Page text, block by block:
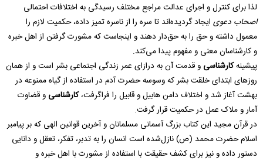
لذا برای کنترل و اجرای عدالت مراجع مختلف رسیدگی به اختلافات احتمالی
اصحاب دعوی ایجاد گردیده‌اند تا سره را از ناسره تمیز داده، حکمیت لازم را
معمول داشته و حق را به حق‌دار دهند و اینجاست که مشورت گرفتن از اهل خبره
و کارشناسان معنی و مفهوم پیدا می‌کند.
پیشینهکارشناسی و قدمت آن به درازای عمر زندگی اجتماعی بشر است و از همان
روزهای ابتدای خلقت بشر که وسوسه حضرت آدم در استفاده از گیاه ممنوعه در
بهشت آغاز شد و اختلاف دامن هابیل و قابیل را فراگرفت،کارشناسی و قضاوت
آمار و ملاک عمل در حکمیت قرار گرفت.
در قرآن مجید این کتاب بزرگ آسمانی مسلمانان و آخرین قوانین الهی که بر پیامبر
اسلام حضرت محمد (ص) نازل‌شده است انسان را به تدبر، تفکر، تعقل و دانایی
دستور داده و نیز برای کشف حقیقت با استفاده از مشورت با اهل خبره و